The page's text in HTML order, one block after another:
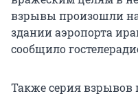
взрывы произошли
здании аэропорта
сообщило
Также серия